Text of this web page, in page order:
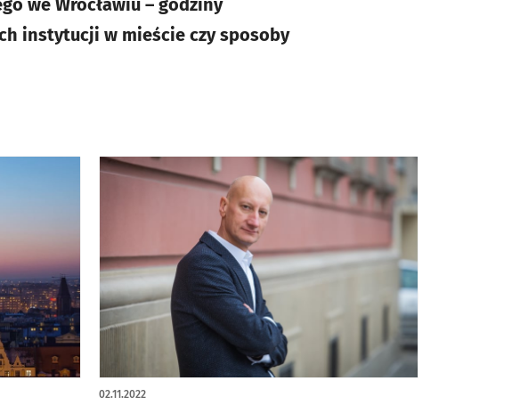
we Wrocławiu – godziny
instytucji w mieście czy sposoby
02.11.2022